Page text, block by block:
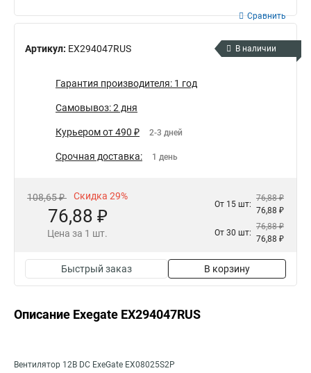
Артикул: EX294047RUS
Сравнить
В наличии
Гарантия производителя: 1 год
Самовывоз: 2 дня
Курьером от 490 ₽ 2-3 дней
Срочная доставка: 1 день
108,65 ₽ Скидка 29%
76,88 ₽
Цена за 1 шт.
От 15 шт:
76,88 ₽
76,88 ₽
От 30 шт:
76,88 ₽
76,88 ₽
Быстрый заказ В корзину
Описание Exegate EX294047RUS
Вентилятор 12В DC ExeGate EX08025S2P